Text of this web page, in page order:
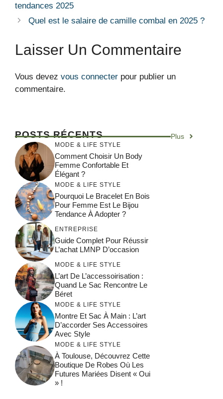
tendances 2025
Quel est le salaire de camille combal en 2025 ?
Laisser Un Commentaire
Vous devez vous connecter pour publier un
commentaire.
POSTS RÉCENTS Plus
MODE & LIFE STYLE
Comment Choisir Un Body
Femme Confortable Et
Élégant ?
MODE & LIFE STYLE
Pourquoi Le Bracelet En Bois
Pour Femme Est Le Bijou
Tendance À Adopter ?
ENTREPRISE
Guide Complet Pour Réussir
L’achat LMNP D’occasion
MODE & LIFE STYLE
L’art De L’accessoirisation :
Quand Le Sac Rencontre Le
Béret
MODE & LIFE STYLE
Montre Et Sac À Main : L’art
D’accorder Ses Accessoires
Avec Style
MODE & LIFE STYLE
À Toulouse, Découvrez Cette
Boutique De Robes Où Les
Futures Mariées Disent « Oui
» !